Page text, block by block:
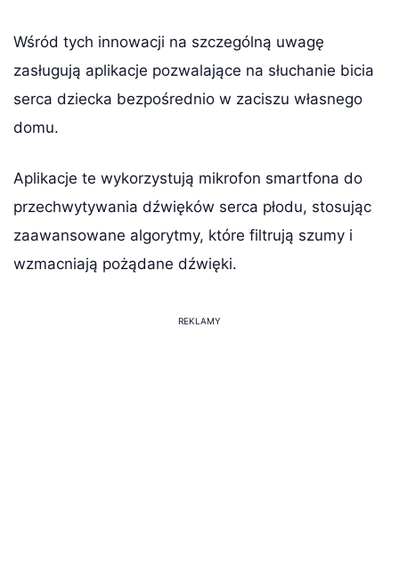
Wśród tych innowacji na szczególną uwagę
zasługują aplikacje pozwalające na słuchanie bicia
serca dziecka bezpośrednio w zaciszu własnego
domu.
Aplikacje te wykorzystują mikrofon smartfona do
przechwytywania dźwięków serca płodu, stosując
zaawansowane algorytmy, które filtrują szumy i
wzmacniają pożądane dźwięki.
REKLAMY